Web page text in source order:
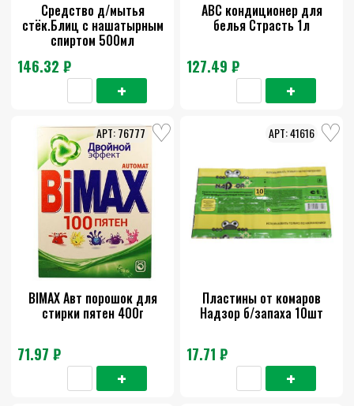
Средство д/мытья
стёк.Блиц с нашатырным
спиртом 500мл
146.32 ₽
АВС кондиционер для
белья Страсть 1л
127.49 ₽
BIMAX Авт порошок для
стирки пятен 400г
71.97 ₽
76777
Пластины от комаров
Надзор б/запаха 10шт
17.71 ₽
41616